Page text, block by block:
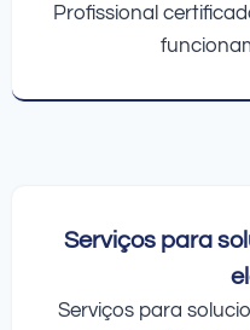
Profissional
Serviços para
Serviços para